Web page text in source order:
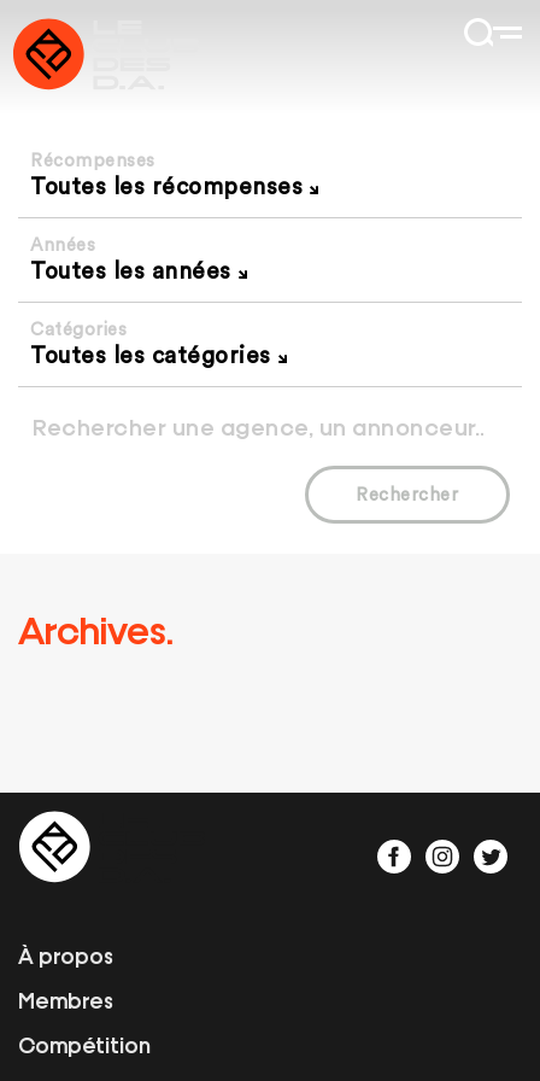
Récompenses
Toutes les récompenses
Années
Toutes les années
Catégories
Toutes les catégories
Rechercher
Archives.
À propos
Membres
Compétition